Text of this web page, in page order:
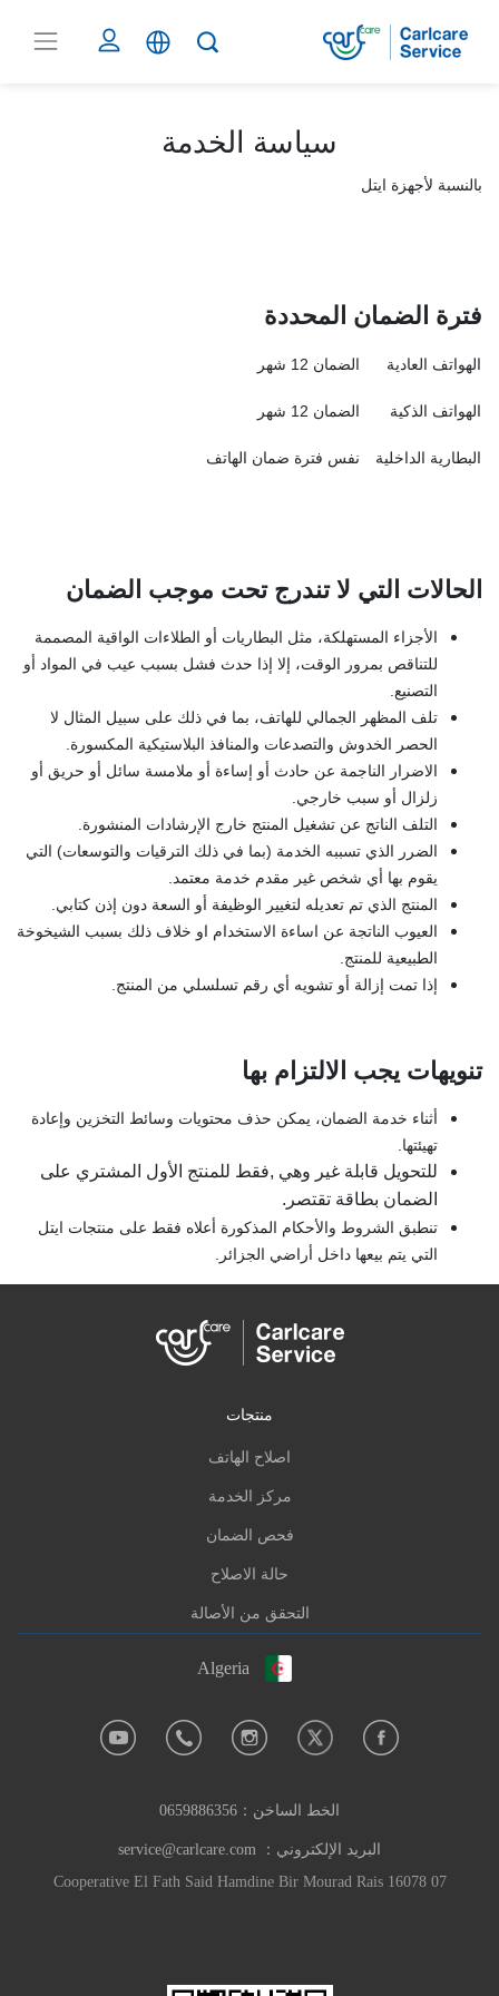
سياسة الخدمة
بالنسبة لأجهزة ايتل
فترة الضمان المحددة
الهواتف العادية الضمان 12 شهر
الهواتف الذكية الضمان 12 شهر
البطارية الداخلية نفس فترة ضمان الهاتف
الحالات التي لا تندرج تحت موجب الضمان
الأجزاء المستهلكة، مثل البطاريات أو الطلاءات الواقية المصممة
للتناقص بمرور الوقت، إلا إذا حدث فشل بسبب عيب في المواد أو
التصنيع.
تلف المظهر الجمالي للهاتف، بما في ذلك على سبيل المثال لا
الحصر الخدوش والتصدعات والمنافذ البلاستيكية المكسورة.
الاضرار الناجمة عن حادث أو إساءة أو ملامسة سائل أو حريق أو
زلزال أو سبب خارجي.
التلف الناتج عن تشغيل المنتج خارج الإرشادات المنشورة.
الضرر الذي تسببه الخدمة (بما في ذلك الترقيات والتوسعات) التي
يقوم بها أي شخص غير مقدم خدمة معتمد.
المنتج الذي تم تعديله لتغيير الوظيفة أو السعة دون إذن كتابي.
العيوب الناتجة عن اساءة الاستخدام او خلاف ذلك بسبب الشيخوخة
الطبيعية للمنتج.
إذا تمت إزالة أو تشويه أي رقم تسلسلي من المنتج.
تنويهات يجب الالتزام بها
أثناء خدمة الضمان، يمكن حذف محتويات وسائط التخزين وإعادة
تهيئتها.
للتحويل قابلة غير وهي ,فقط للمنتج الأول المشتري على
الضمان بطاقة تقتصر.
تنطبق الشروط والأحكام المذكورة أعلاه فقط على منتجات ايتل
التي يتم بيعها داخل أراضي الجزائر.
منتجات
اصلاح الهاتف
مركز الخدمة
فحص الضمان
حالة الاصلاح
التحقق من الأصالة
Algeria
الخط الساخن： 0659886356
البريد الإلكتروني： service@carlcare.com
07 Cooperative El Fath Said Hamdine Bir Mourad Rais 16078